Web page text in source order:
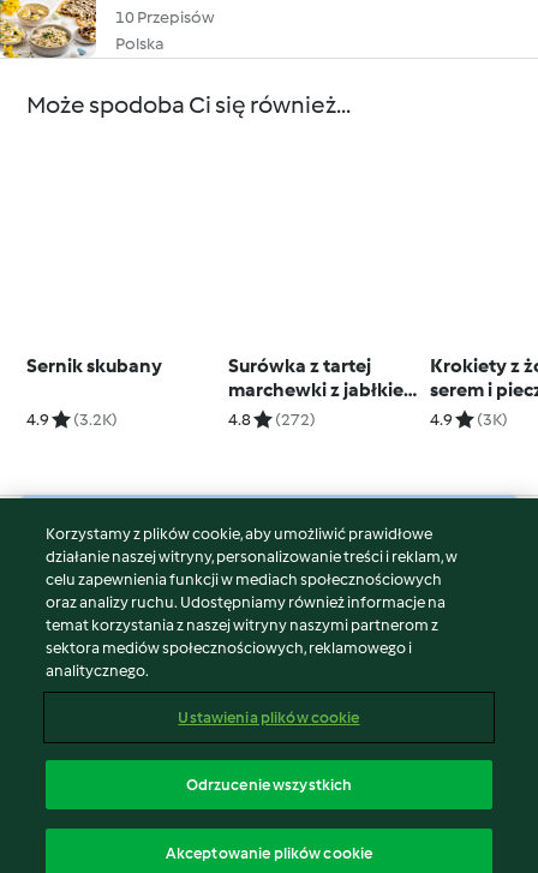
10 Przepisów
Polska
Może spodoba Ci się również...
Sernik skubany
4.9 (3.2K)
Surówka z tartej
marchewki z jabłkiem
(TM6, TM7)
4.8 (272)
Krokiety z
serem i
4.9 (3K)
© Copyright 2026
Warunki korzystania
Polityka prywatności
Disclaimer
Znak wydawcy
Zgłoś treść
Oświadczenie o dostępności
Korzystamy z plików cookie, aby umożliwić prawidłowe
działanie naszej witryny, personalizowanie treści i reklam, w
celu zapewnienia funkcji w mediach społecznościowych
oraz analizy ruchu. Udostępniamy również informacje na
temat korzystania z naszej witryny naszymi partnerom z
sektora mediów społecznościowych, reklamowego i
analitycznego.
Ustawienia plików cookie
Odrzucenie wszystkich
Akceptowanie plików cookie